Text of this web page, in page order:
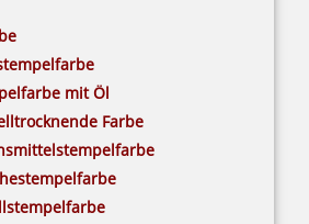
mit Öl
Farbe
12,63 €